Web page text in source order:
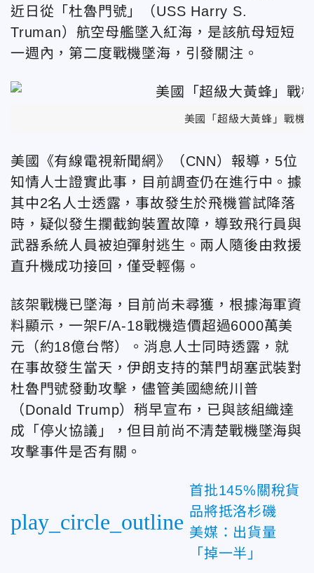
近日從「杜魯門號」（USS Harry S.
Truman）航空母艦墜入紅海，是該航母短短
一週內，第二度戰機墜海，引發關注。
美國「超級大黃蜂」戰機
美國《有線電視新聞網》（CNN）報導，5位
知情人士證實此事，目前調查仍在進行中。據
其中2名人士透露，事故發生於飛機嘗試降落
時，疑似發生攔截鉤裝置故障，導致飛行員與
武器系統人員被迫彈射逃生。兩人隨後由救援
直升機成功接回，僅受輕傷。
該架戰機已墜海，目前尚未尋獲，根據海軍資
料顯示，一架F/A-18戰機造價超過6000萬美
元（約18億台幣）。消息人士同時透露，就
在事故發生當天，伊朗支持的葉門胡塞武裝對
杜魯門號發動攻擊，儘管美國總統川普
（Donald Trump）稍早宣布，已與該組織達
成「停火協議」，但目前尚不清楚戰機墜海與
攻擊事件是否有關。
play_circle_outline
首批145%關稅貨
品將抵洛杉磯
美媒：出貨量
「掉一半」